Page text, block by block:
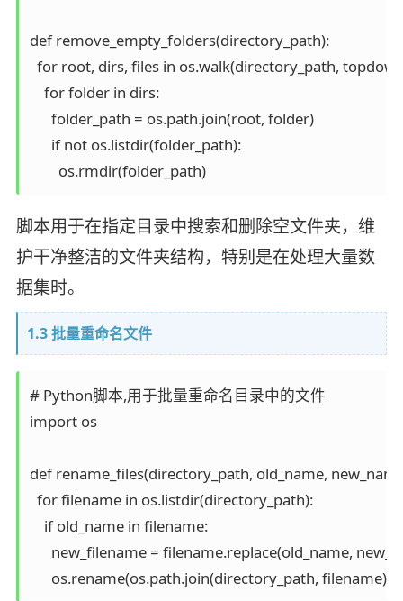
def remove_empty_folders(directory_path):
for root, dirs, files in os.walk(directory_path,
    for folder in dirs:
      folder_path = os.path.join(root, folder)
      if not os.listdir(folder_path):
        os.rmdir(folder_path)
脚本用于在指定目录中搜索和删除空文件夹，维
护干净整洁的文件夹结构，特别是在处理大量数
据集时。
1.3 批量重命名文件
# Python脚本,用于批量重命名目录中的文件
import os
def rename_files(directory_path, old_name,
  for filename in os.listdir(directory_path):
    if old_name in filename:
new_filename = filename.replace(old_name,